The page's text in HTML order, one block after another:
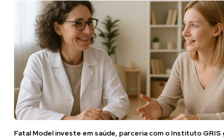
Fatal Model investe em saúde, parceria com o Instituto GRIS